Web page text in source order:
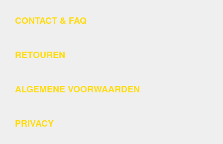
CONTACT & FAQ
RETOUREN
ALGEMENE VOORWAARDEN
PRIVACY